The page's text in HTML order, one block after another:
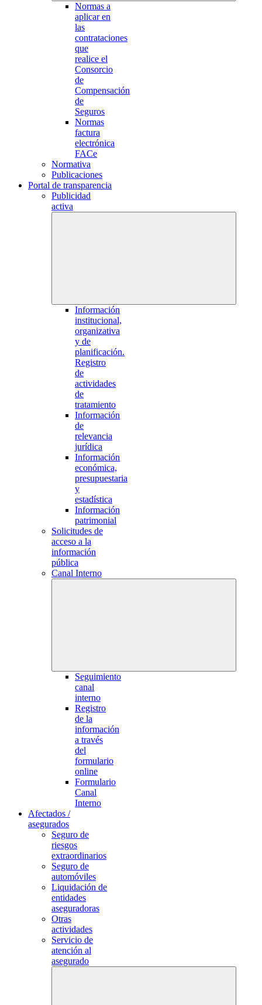
Normas a
aplicar en
las
contrataciones
que
realice el
Consorcio
de
Compensación
de
Seguros
Normas
factura
electrónica
FACe
Normativa
Publicaciones
Portal de transparencia
Publicidad
activa
Información
institucional,
organizativa
y de
planificación.
Registro
de
actividades
de
tratamiento
Información
de
relevancia
jurídica
Información
económica,
presupuestaria
y
estadística
Información
patrimonial
Solicitudes de
acceso a la
información
pública
Canal Interno
Seguimiento
canal
interno
Registro
de la
información
a través
del
formulario
online
Formulario
Canal
Interno
Afectados /
asegurados
Seguro de
riesgos
extraordinarios
Seguro de
automóviles
Liquidación de
entidades
aseguradoras
Otras
actividades
Servicio de
atención al
asegurado